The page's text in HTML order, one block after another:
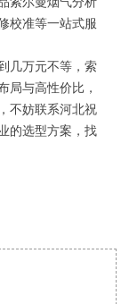
校准等一站式服
几万元不等，索
局与高性价比，
不妨联系河北祝
的选型方案，找